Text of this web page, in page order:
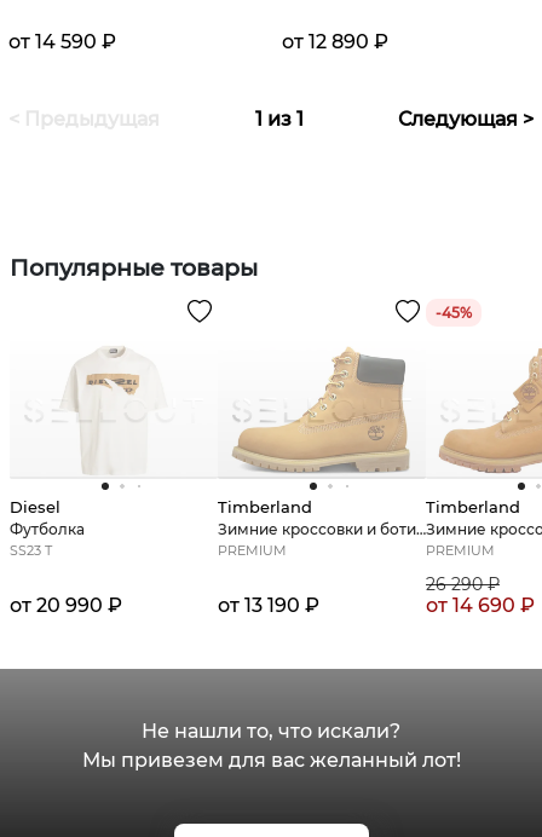
от 14 590 ₽ от 12 890 ₽
< Предыдущая 1 из 1 Следующая >
Популярные товары
Diesel
Футболка
SS23 T
от 20 990 ₽
Timberland
Зимние кроссовки и ботинки
PREMIUM
от 13 190 ₽
-45%
Timberland
PREMIUM
26 290₽
от 14 690 ₽
Не нашли то, что искали?
Мы привезем для вас желанный лот!